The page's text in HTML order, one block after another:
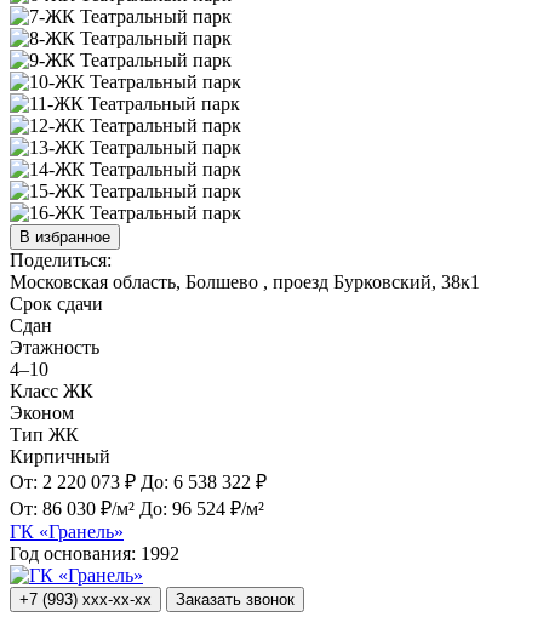
В избранное
Поделиться:
Московская область, Болшево , проезд Бурковский, 38к1
Срок сдачи
Сдан
Этажность
4–10
Класс ЖК
Эконом
Тип ЖК
Кирпичный
От: 2 220 073 ₽ До: 6 538 322 ₽
От: 86 030 ₽/м² До: 96 524 ₽/м²
ГК «Гранель»
Год основания: 1992
+7 (993) xxx-xx-xx Заказать звонок